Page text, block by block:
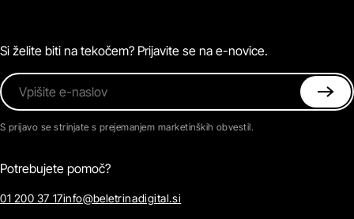
Kontaktirajte nas
Si želite biti na tekočem? Prijavite se na e-novice.
Vpišite e-naslov
S prijavo se strinjate s prejemanjem marketinških obvestil.
Potrebujete pomoč?
01 200 37 17info@beletrinadigital.si